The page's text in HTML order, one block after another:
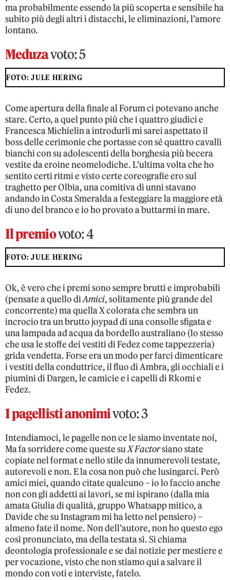
ma probabilmente essendo la più scoperta e sensibile ha
subito più degli altri i distacchi, le eliminazioni, l’amore
lontano.
Meduzavoto: 5
FOTO: JULE HERING
Come apertura della finale al Forum ci potevano anche
stare. Certo, a quel punto più che i quattro giudici e
Francesca Michielin a introdurli mi sarei aspettato il
boss delle cerimonie che portasse con sé quattro cavalli
bianchi con su adolescenti della borghesia più becera
vestite da eroine neomelodiche. L’ultima volta che ho
sentito certi ritmi e visto certe coreografie ero sul
traghetto per Olbia, una comitiva di unni stavano
andando in Costa Smeralda a festeggiare la maggiore età
di uno del branco e io ho provato a buttarmi in mare.
Il premiovoto: 4
FOTO: JULE HERING
Ok, è vero che i premi sono sempre brutti e improbabili
(pensate a quello diAmici, solitamente più grande del
concorrente) ma quella X colorata che sembra un
incrocio tra un brutto joypad di una consolle sfigata e
una lampada ad acqua da bordello australiano (lo stesso
che usa le stoffe dei vestiti di Fedez come tappezzeria)
grida vendetta. Forse era un modo per farci dimenticare
i vestiti della conduttrice, il fluo di Ambra, gli occhiali e i
piumini di Dargen, le camicie e i capelli di Rkomi e
Fedez.
I pagellisti anonimivoto: 3
Intendiamoci, le pagelle non ce le siamo inventate noi,
Ma fa sorridere come queste suX Factorsiano state
copiate nel format e nello stile da innumerevoli testate,
autorevoli e non. E la cosa non può che lusingarci. Però
amici miei, quando citate qualcuno – io lo faccio anche
non con gli addetti ai lavori, se mi ispirano (dalla mia
amata Giulia di qualità, gruppo Whatsapp mitico, a
Davide che su Instagram mi ha letto nel pensiero) –
almeno fate il nome. Non dell’autore, non ho questo ego
così pronunciato, ma della testata sì. Si chiama
deontologia professionale e se dai notizie per mestiere e
per vocazione, visto che non stiamo qui a salvare il
mondo con voti e interviste, fatelo.